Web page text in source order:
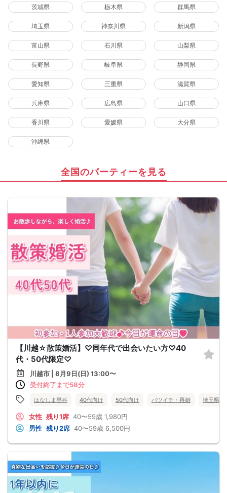
茨城県 栃木県 群馬県
埼玉県 神奈川県 新潟県
富山県 石川県 山梨県
長野県 岐阜県 静岡県
愛知県 三重県 滋賀県
兵庫県 広島県 山口県
香川県 愛媛県 大分県
沖縄県
全国のパーティーを見る
【川越☆散策婚活】♡同年代で出会いたい方♡40
代・50代限定♡
川越市 | 8月9日(日) 13:00〜
受付終了まで58分
はなしま専科 40代向け 50代向け バツイチ・再婚 埼玉県
女性 残り1席 40〜59歳 1,980円
男性 残り2席 40〜59歳 6,500円